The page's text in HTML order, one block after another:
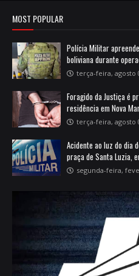
MOST POPULAR
Polícia Militar
boliviana durante
terça-feira, agosto
Foragido da Justiça é
residência em Nova
terça-feira, agosto
Acidente ao luz do dia
praça de Santa Luzia,
segunda-feira,